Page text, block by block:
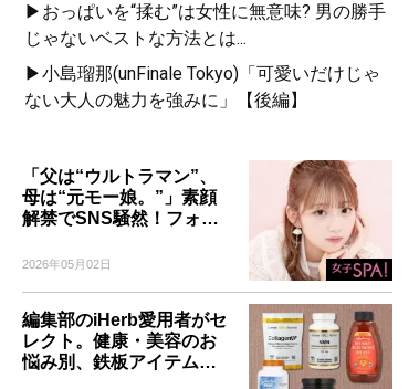
▶おっぱいを“揉む”は女性に無意味? 男の勝手
じゃないベストな方法とは...
▶小島瑠那(unFinale Tokyo)「可愛いだけじゃ
ない大人の魅力を強みに」【後編】
「父は“ウルトラマン”、
母は“元モー娘。”」素顔
解禁でSNS騒然！フォ…
2026年05月02日
編集部のiHerb愛用者がセ
レクト。健康・美容のお
悩み別、鉄板アイテム…